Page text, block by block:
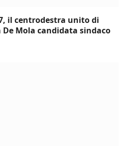
il centrodestra unito di
Mola candidata sindaco